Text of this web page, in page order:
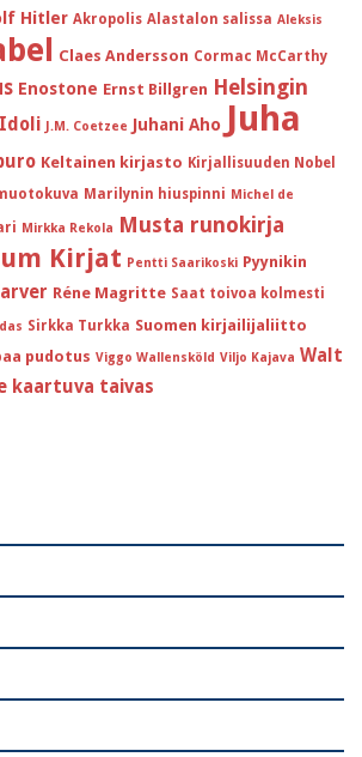
Hitler Akropolis Alastalon salissa Aleksis
Claes Andersson Cormac McCarthy
Enostone Ernst Billgren Helsingin
Idoli J.M. Coetzee Juhani Aho Juha
Keltainen kirjasto Kirjallisuuden Nobel
Marilynin hiuspinni Michel de
Mirkka Rekola Musta runokirja
Kirjat Pentti Saarikoski Pyynikin
Réne Magritte Saat toivoa kolmesti
Sirkka Turkka Suomen kirjailijaliitto
pudotus Viggo Wallensköld Viljo Kajava Walt
kaartuva taivas